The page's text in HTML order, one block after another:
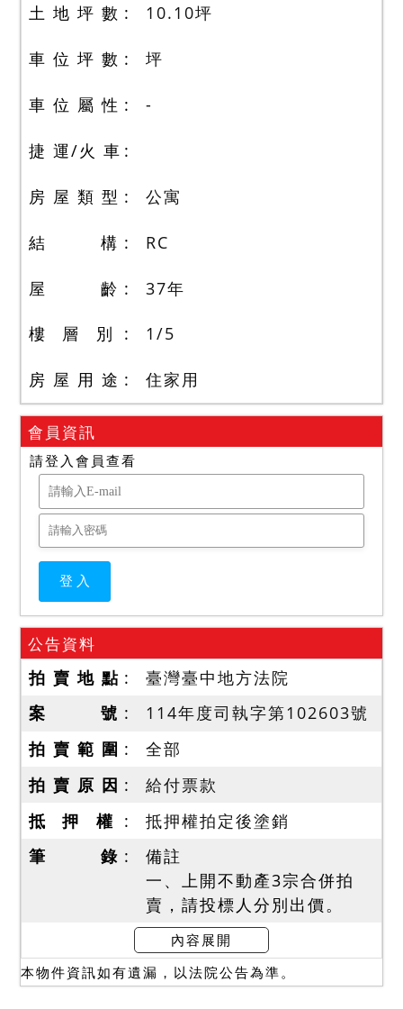
土 地 坪 數 10.10坪
車 位 坪 數 坪
車 位 屬 性 -
捷 運/火 車
房 屋 類 型 公寓
結 構 RC
屋 齡 37年
樓 層 別 1 /5
房 屋 用 途 住家用
會員資訊
請登入會員查看
公告資料
拍 賣 地 點
臺灣臺中地方法院
案 號
114年度司執字第102603號
拍 賣 範 圍
全部
拍 賣 原 因
給付票款
抵 押 權
抵押權拍定後塗銷
筆 錄
備註
一、上開不動產3宗合併拍
賣，請投標人分別出價。
二、拍賣最低價額合計新台
幣：3,688,000元，以總價
最高者得標。
內容展開
本物件資訊如有遺漏，以法院公告為準。